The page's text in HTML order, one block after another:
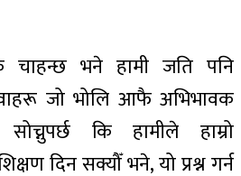
चाहन्छ भने हामी जति पनि
जो भोलि आफै अभिभावक
कि हामीले हाम्रो
दिन सक्यौँ भने, यो प्रश्न गर्न